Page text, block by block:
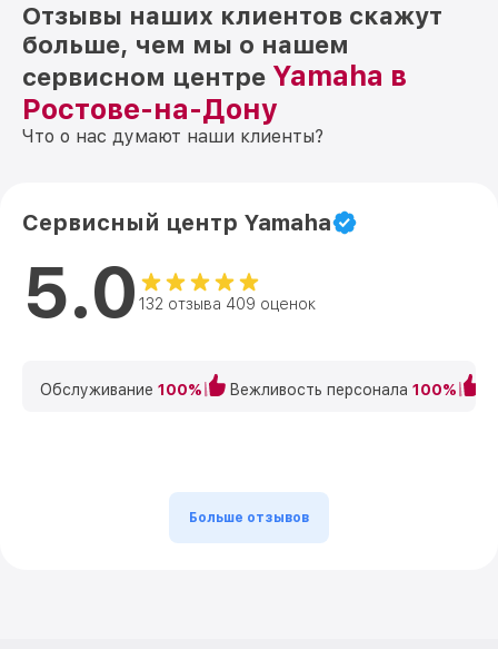
Отзывы наших клиентов скажут
больше, чем мы о нашем
сервисном центре Yamaha в
Ростове-на-Дону
Что о нас думают наши клиенты?
Сервисный центр Yamaha
5.0 132 отзыва 409 оценок
Обслуживание 100% Вежливость персонала 100%
Больше отзывов